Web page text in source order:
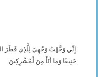
إِنِّي وَجَّهْتُ وَجْهِيَ لِلَّذِي فَطَرَ
حَنِيفًا وَمَا أَنَاْ مِنَ لْمُشْرِكِينَ